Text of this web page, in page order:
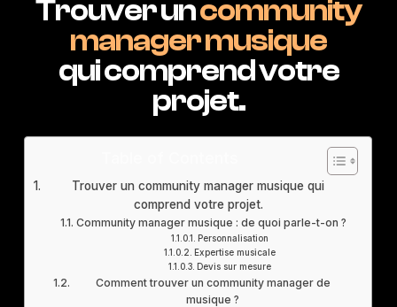
Trouver uncommunity
manager musique
qui comprend votre
projet.
Trouver un community manager musique qui
comprend votre projet.
Community manager musique : de quoi parle-t-on ?
Personnalisation
Expertise musicale
Devis sur mesure
Comment trouver un community manager de
musique ?